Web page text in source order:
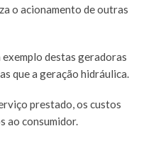
o acionamento de outras
destas geradoras
que a geração hidráulica.
prestado, os custos
ao consumidor.